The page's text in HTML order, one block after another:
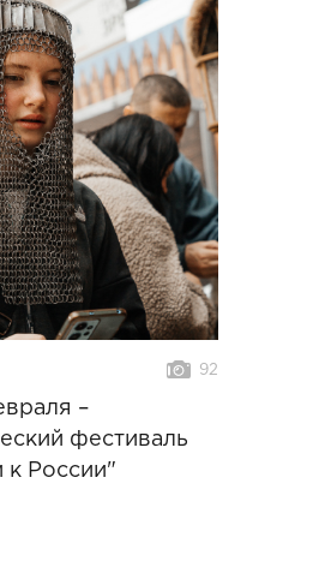
92
–
фестиваль
к России"